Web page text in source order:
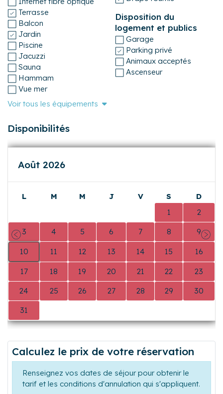
logement pour les futurs visiteurs. Merci de le laisser dans
un état correct de propreté et de nettoyer les appareils
électroménagers après usage.
- Les animaux ne sont pas admis dans le logement.
- Service de ménage gratuit en cours de séjour en fonction
de la durée de réservation.
N'hésitez pas à prendre contact avec nous pour obtenir
des informations complémentaires.
Terrasse
Balcon
Jardin
Piscine
Jacuzzi
Sauna
Hammam
Vue mer
Disposition du
logement et publics
Garage
Parking privé
Animaux acceptés
Ascenseur
Voir tous les équipements
Disponibilités
Août 2026
L M M J V S
D
1 2
3 4 5 6 7 8 9
10 11 12 13 14 15 16
17 18 19 20 21 22 23
24 25 26 27 28 29 30
31
Précédent
Calculez le prix de votre réservation
Renseignez vos dates de séjour pour obtenir le
tarif et les conditions d'annulation qui s'appliquent.